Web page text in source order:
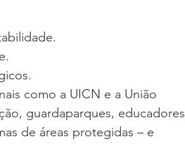
como a UICN e a União
guardaparques, educadores
de áreas protegidas – e